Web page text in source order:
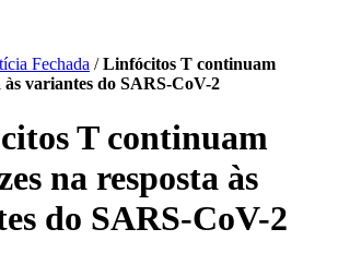
Fechada /Linfócitos T continuam
às variantes do SARS-CoV-2
T continuam
na resposta às
do SARS-CoV-2